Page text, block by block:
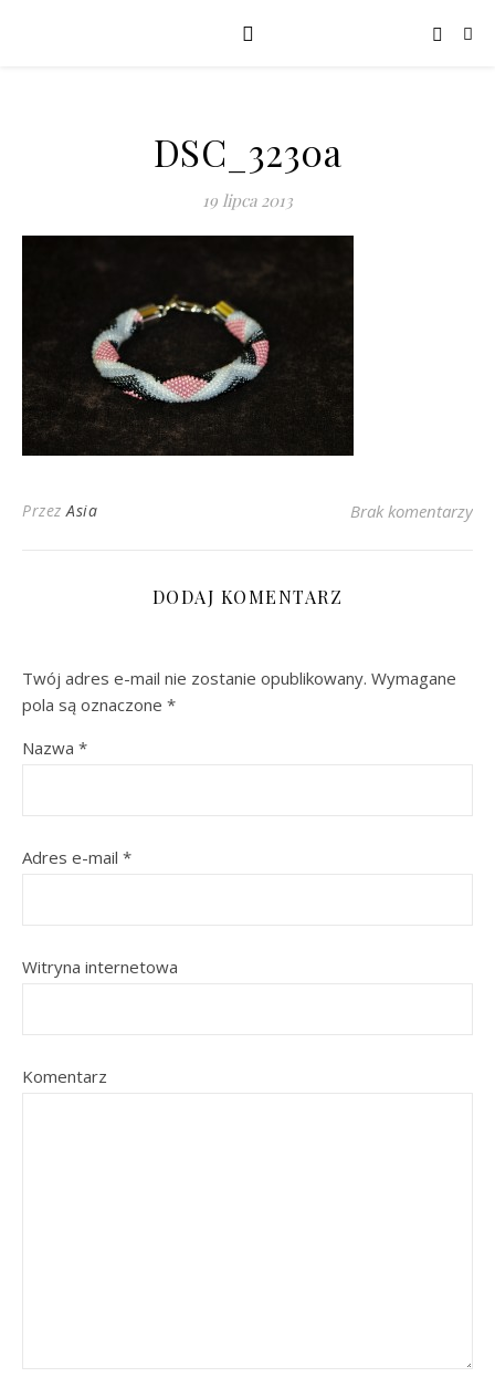
DSC_3230a
19 lipca 2013
PrzezAsia Brak komentarzy
DODAJ KOMENTARZ
Twój adres e-mail nie zostanie opublikowany. Wymagane
pola są oznaczone *
Nazwa *
Adres e-mail *
Witryna internetowa
Komentarz